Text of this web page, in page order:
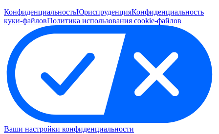
КонфиденциальностьЮриспруденцияКонфиденциальность
куки-файловПолитика использования cookie-файлов
Ваши настройки конфиденциальности